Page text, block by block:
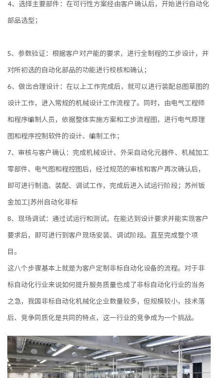
4、选择主要部件：在可行性方案经由客户确认后，开始进行自动化
部品选型；
5、参数验证：根据客户对产能的要求，进行全制程的工步设计，并
对所初选的自动化部品的功能进行校核和确认；
6、做出合理设计：在以上工作完成后，就可以进行装配总图草图的
设计工作，进入常规的机械设计工作流程了。同时，由电气工程师
和程序编制人员，依据整体实施方案和工步流程图，进行电气原理
图和程序控制软件的设计、编制工作；
7、审核与客户确认：完成机械设计、外采自动化元器件、机械加工
零部件、电气图和程控图后，经过规范的审核和客户再次确认后，
即可进行制造、装配、调试工作，完成后进入试运行阶段；苏州钣
金加工|苏州自动化非标
8、现场调试：通过试运行和测试，在能达到设计要求并能实现客户
要求后，即可进行到客户现场安装、调试阶段。直至完成整个项
目。
这八个步骤基本上就是为客户定制非标自动化设备的流程。对于非
标自动化行业来说如何提升服务质量也成了非标自动化行业的当务
之急，我国非标自动化机械化企业数量较多，但规模较小，技术落
后、竞争同质化是共同的特点，这一行业的竞争成为一个挑战。